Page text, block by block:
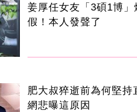
姜厚任女友「3碩1博」
假！本人發聲了
肥大叔猝逝前為何堅持
網悲曝這原因